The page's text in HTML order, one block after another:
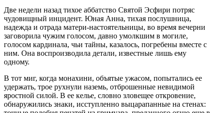
Две недели назад тихое аббатство Святой Эсфири потряс
чудовищный инцидент. Юная Анна, тихая послушница,
надежда и отрада матери-настоятельницы, во время вечерни
заговорила чужим голосом, давно умолкшим в могиле,
голосом кардинала, чьи тайны, казалось, погребены вместе с
ним. Она воспроизводила детали, известные лишь ему
одному.
В тот миг, когда монахини, объятые ужасом, попытались ее
удержать, трое рухнули наземь, отброшенные невидимой
яростной силой. В ее келье, словно зловещее откровение,
обнаружились знаки, исступленно выцарапанные на стенах: